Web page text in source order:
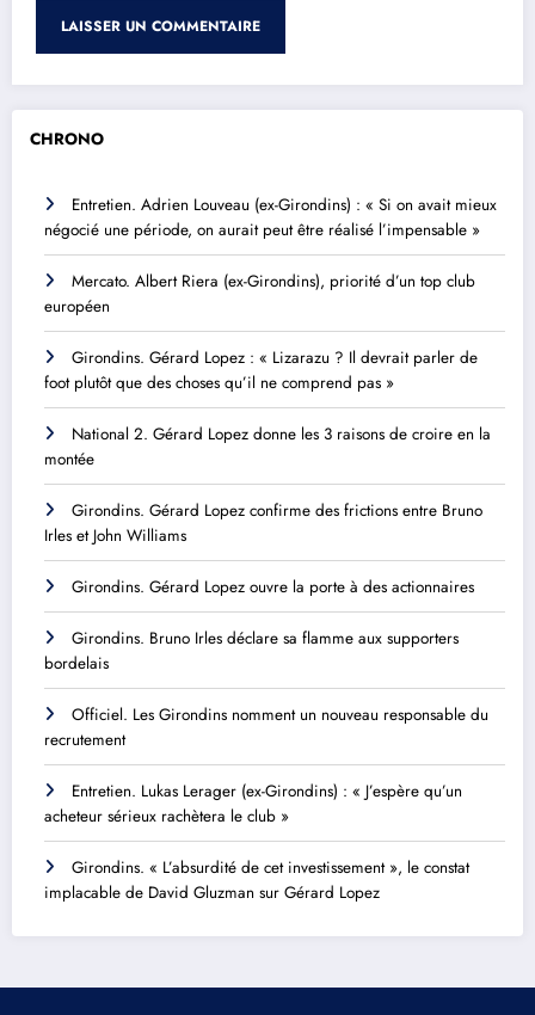
CHRONO
Entretien. Adrien Louveau (ex-Girondins) : « Si on avait mieux
négocié une période, on aurait peut être réalisé l’impensable »
Mercato. Albert Riera (ex-Girondins), priorité d’un top club
européen
Girondins. Gérard Lopez : « Lizarazu ? Il devrait parler de
foot plutôt que des choses qu’il ne comprend pas »
National 2. Gérard Lopez donne les 3 raisons de croire en la
montée
Girondins. Gérard Lopez confirme des frictions entre Bruno
Irles et John Williams
Girondins. Gérard Lopez ouvre la porte à des actionnaires
Girondins. Bruno Irles déclare sa flamme aux supporters
bordelais
Officiel. Les Girondins nomment un nouveau responsable du
recrutement
Entretien. Lukas Lerager (ex-Girondins) : « J’espère qu’un
acheteur sérieux rachètera le club »
Girondins. « L’absurdité de cet investissement », le constat
implacable de David Gluzman sur Gérard Lopez